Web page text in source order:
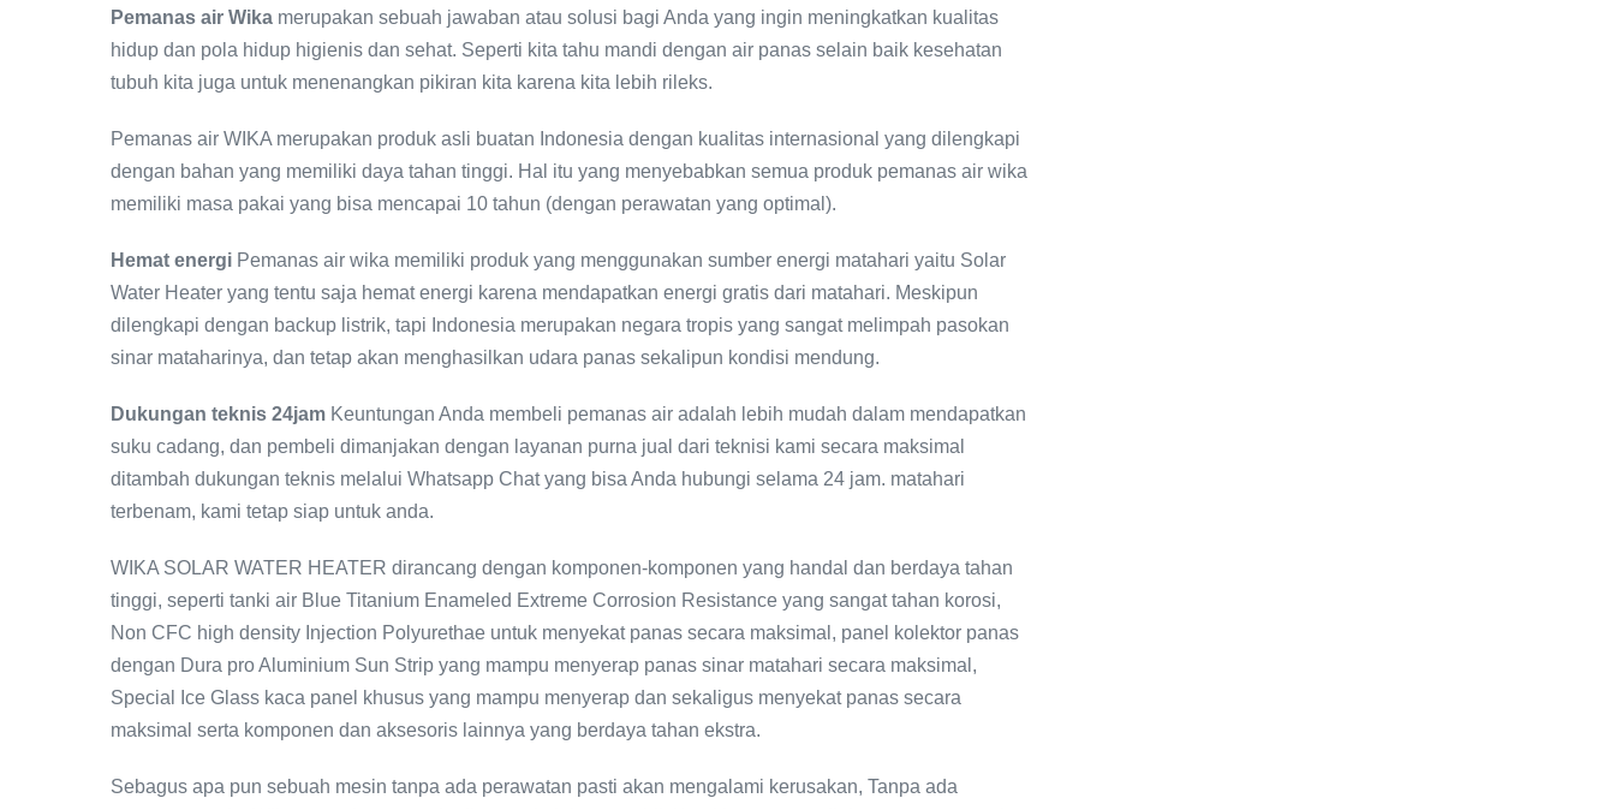
Pemanas air Wika merupakan sebuah jawaban atau solusi bagi Anda yang ingin meningkatkan kualitas
hidup dan pola hidup higienis dan sehat. Seperti kita tahu mandi dengan air panas selain baik kesehatan
tubuh kita juga untuk menenangkan pikiran kita karena kita lebih rileks.
Pemanas air WIKA merupakan produk asli buatan Indonesia dengan kualitas internasional yang dilengkapi
dengan bahan yang memiliki daya tahan tinggi. Hal itu yang menyebabkan semua produk pemanas air wika
memiliki masa pakai yang bisa mencapai 10 tahun (dengan perawatan yang optimal).
Hemat energi Pemanas air wika memiliki produk yang menggunakan sumber energi matahari yaitu Solar
Water Heater yang tentu saja hemat energi karena mendapatkan energi gratis dari matahari. Meskipun
dilengkapi dengan backup listrik, tapi Indonesia merupakan negara tropis yang sangat melimpah pasokan
sinar mataharinya, dan tetap akan menghasilkan udara panas sekalipun kondisi mendung.
Dukungan teknis 24jam Keuntungan Anda membeli pemanas air adalah lebih mudah dalam mendapatkan
suku cadang, dan pembeli dimanjakan dengan layanan purna jual dari teknisi kami secara maksimal
ditambah dukungan teknis melalui Whatsapp Chat yang bisa Anda hubungi selama 24 jam. matahari
terbenam, kami tetap siap untuk anda.
WIKA SOLAR WATER HEATER dirancang dengan komponen-komponen yang handal dan berdaya tahan
tinggi, seperti tanki air Blue Titanium Enameled Extreme Corrosion Resistance yang sangat tahan korosi,
Non CFC high density Injection Polyurethae untuk menyekat panas secara maksimal, panel kolektor panas
dengan Dura pro Aluminium Sun Strip yang mampu menyerap panas sinar matahari secara maksimal,
Special Ice Glass kaca panel khusus yang mampu menyerap dan sekaligus menyekat panas secara
maksimal serta komponen dan aksesoris lainnya yang berdaya tahan ekstra.
Sebagus apa pun sebuah mesin tanpa ada perawatan pasti akan mengalami kerusakan, Tanpa ada